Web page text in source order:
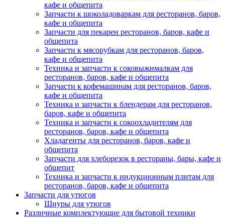
кафе и общепита
Запчасти к шоколадоваркам для ресторанов, баров,
кафе и общепита
Запчасти для пекарен ресторанов, баров, кафе и
общепита
Запчасти к мясорубкам для ресторанов, баров,
кафе и общепита
Техника и запчасти к соковыжималкам для
ресторанов, баров, кафе и общепита
Запчасти к кофемашинам для ресторанов, баров,
кафе и общепита
Техника и запчасти к блендерам для ресторанов,
баров, кафе и общепита
Техника и запчасти к сокоохладителям для
ресторанов, баров, кафе и общепита
Хладагенты для ресторанов, баров, кафе и
общепита
Запчасти для хлеборезок в рестораны, бары, кафе и
общепит
Техника и запчасти к индукционным плитам для
ресторанов, баров, кафе и общепита
Запчасти для утюгов
Шнуры для утюгов
Различные комплектующие для бытовой техники